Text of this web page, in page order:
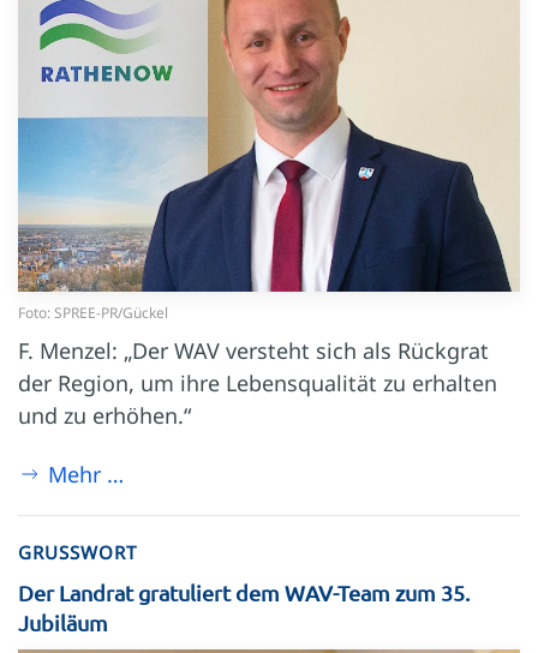
Foto: SPREE-PR/Gückel
F. Menzel: „Der WAV versteht sich als Rückgrat
der Region, um ihre Lebensqualität zu erhalten
und zu erhöhen.“
Mehr …
GRUSSWORT
Der Landrat gratuliert dem WAV-Team zum 35.
Jubiläum